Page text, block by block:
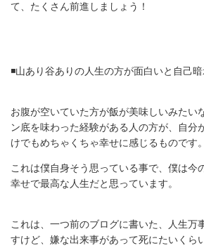
て、たくさん前進しましょう！
◾️山あり谷ありの人生の方が面白いと自己
お腹が空いていた方が飯が美味しいみたい
ン底を味わった経験がある人の方が、自分
けでもめちゃくちゃ幸せに感じるものです。
これは僕自身そう思っている事で、僕は今
幸せで最高な人生だと思っています。
これは、一つ前のブログに書いた、人生万
すけど、嫌な出来事があって死にたいくら